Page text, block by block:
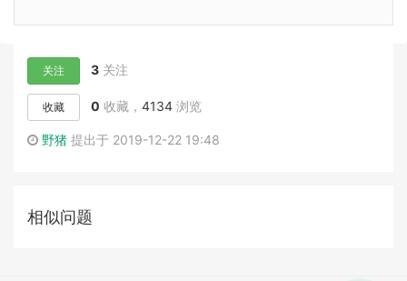
关注 3 关注
收藏 0 收藏， 4134 浏览
野猪 提出于 2019-12-22 19:48
相似问题